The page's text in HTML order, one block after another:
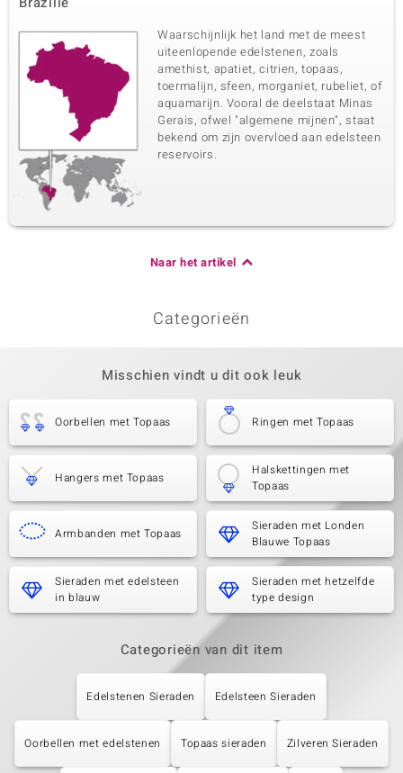
Waarschijnlijk het land met de meest
uiteenlopende edelstenen, zoals
amethist, apatiet, citrien, topaas,
toermalijn, sfeen, morganiet, rubeliet, of
aquamarijn. Vooral de deelstaat Minas
Gerais, ofwel "algemene mijnen", staat
bekend om zijn overvloed aan edelsteen
reservoirs.
Naar het artikel
Categorieën
Misschien vindt u dit ook leuk
Oorbellen met Topaas Ringen met Topaas
Hangers met Topaas
Halskettingen met
Topaas
Armbanden met Topaas
Sieraden met Londen
Blauwe Topaas
Sieraden met edelsteen
in blauw
Sieraden met hetzelfde
type design
Categorieën van dit item
Edelstenen Sieraden Edelsteen Sieraden
Oorbellen met edelstenen Topaas sieraden Zilveren Sieraden